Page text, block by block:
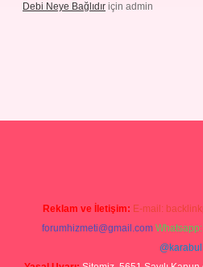
Debi Neye Bağlıdır için admin
Reklam ve İletişim: E-mail:
forumhizmeti@gmail.com
@karabul